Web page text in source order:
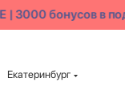
бонусов в
Екатеринбург